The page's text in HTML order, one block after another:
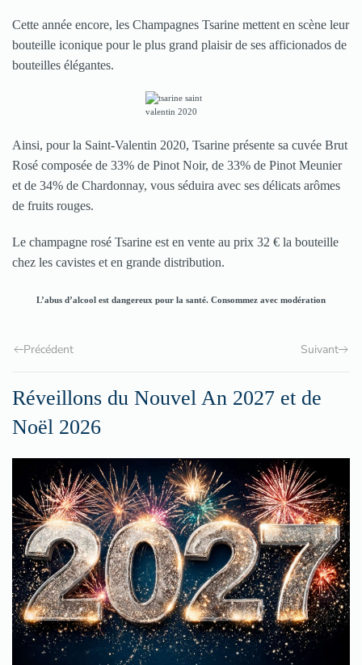
Cette année encore, les Champagnes Tsarine mettent en scène leur
bouteille iconique pour le plus grand plaisir de ses afficionados de
bouteilles élégantes.
Ainsi, pour la Saint-Valentin 2020, Tsarine présente sa cuvée Brut
Rosé composée de 33% de Pinot Noir, de 33% de Pinot Meunier
et de 34% de Chardonnay, vous séduira avec ses délicats arômes
de fruits rouges.
Le champagne rosé Tsarine est en vente au prix 32 € la bouteille
chez les cavistes et en grande distribution.
L’abus d’alcool est dangereux pour la santé. Consommez avec modération
Précédent Suivant
Réveillons du Nouvel An 2027 et de
Noël 2026